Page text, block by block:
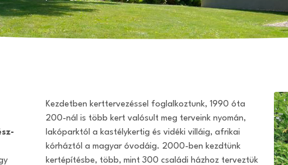
Kezdetben kerttervezéssel foglalkoztunk, 1990 óta
200-nál is több kert valósult meg terveink nyomán,
lakóparktól a kastélykertig és vidéki villáig, afrikai
kórháztól a magyar óvodáig. 2000-ben kezdtünk
kertépítésbe, több, mint 300 családi házhoz terveztük